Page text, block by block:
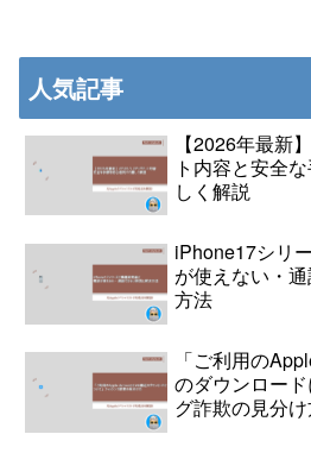
人気記事
【2026年最新
ト内容と安全
しく解説
iPhone17シリ
が使えない・
方法
「ご利用の
のダウンロー
グ詐欺の見分